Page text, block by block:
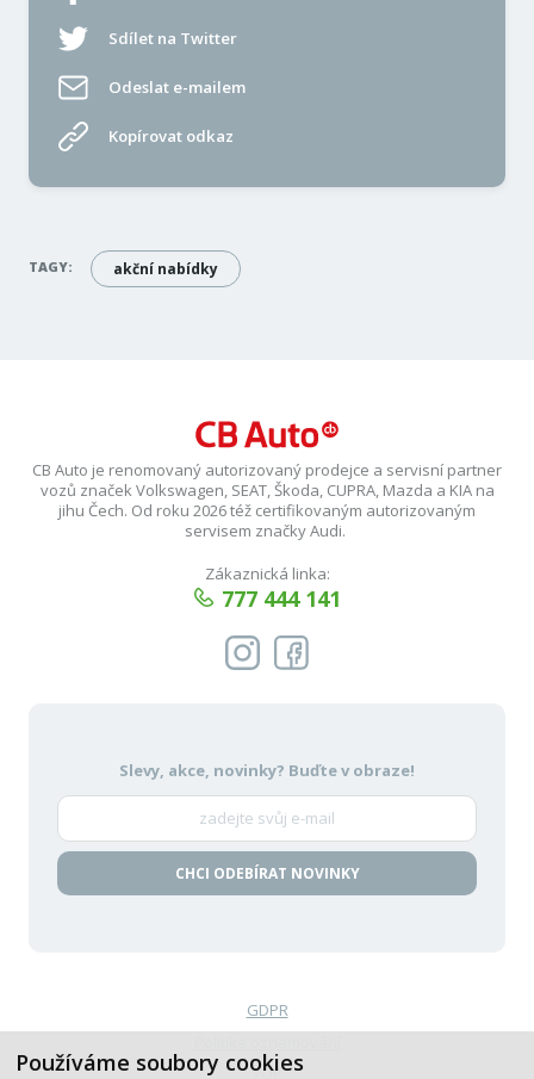
Používáme soubory cookies
Sdílet na Twitter
Odeslat e-mailem
Kopírovat odkaz
TAGY: akční nabídky
CB Auto je renomovaný autorizovaný prodejce a servisní partner
vozů značek Volkswagen, SEAT, Škoda, CUPRA, Mazda a KIA na
jihu Čech. Od roku 2026 též certifikovaným autorizovaným
servisem značky Audi.
Zákaznická linka:
777 444 141
Slevy, akce, novinky? Buďte v obraze!
CHCI ODEBÍRAT NOVINKY
GDPR
VOP